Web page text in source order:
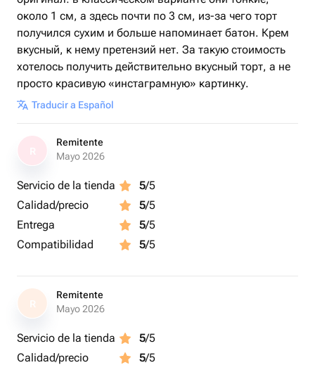
около 1 см, а здесь почти по 3 см, из-за чего торт
получился сухим и больше напоминает батон. Крем
вкусный, к нему претензий нет. За такую стоимость
хотелось получить действительно вкусный торт, а не
просто красивую «инстаграмную» картинку.
Traducir a Español
Remitente
Mayo 2026
Servicio de la tienda 5/5
Calidad/precio
5/5
Entrega
5/5
Compatibilidad
5/5
R
Remitente
Mayo 2026
Servicio de la tienda 5/5
Calidad/precio
5/5